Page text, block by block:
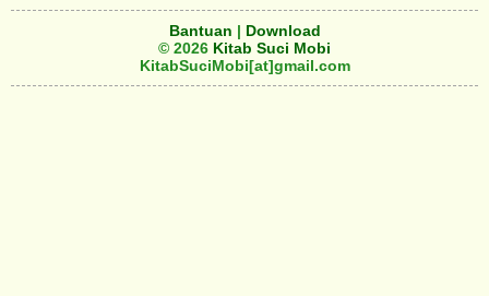
Bantuan | Download
© 2026 Kitab Suci Mobi
KitabSuciMobi[at]gmail.com